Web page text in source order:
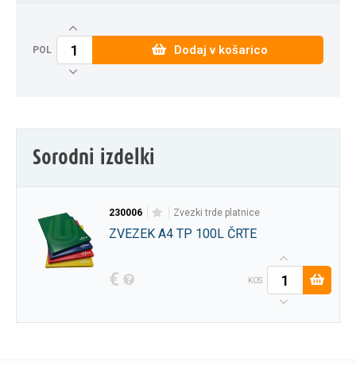
POL Dodaj v košarico
Sorodni izdelki
230006 zvezki trde platnice
ZVEZEK A4 TP 100L ČRTE
€ KOS